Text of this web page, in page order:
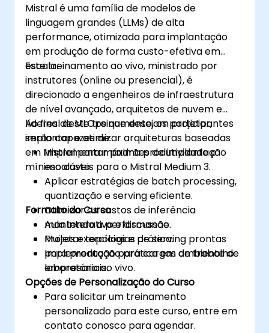
Mistral é uma família de modelos de
linguagem grandes (LLMs) de alta
performance, otimizada para implantação
em produção de forma custo-efetiva em
escala.
Este treinamento ao vivo, ministrado por
instrutores (online ou presencial), é
direcionado a engenheiros de infraestrutura
de nível avançado, arquitetos de nuvem e
líderes de MLOps que desejam projetar,
implantar e otimizar arquiteturas baseadas
em Mistral para máxima produtividade e
mínimo custo.
Ao final deste treinamento, os participantes
serão capazes de:
Implementar padrões de implantação
escaláveis para o Mistral Medium 3.
Aplicar estratégias de batch processing,
quantização e serving eficiente.
Otimizar os custos de inferência
mantendo a performance.
Projetar topologias de serving prontas
para produção para cargas de trabalho
empresariais.
Formato do Curso
Aula interativa e discussão.
Muitos exercícios e prática.
Implementação prática em ambiente de
laboratório ao vivo.
Opções de Personalização do Curso
Para solicitar um treinamento
personalizado para este curso, entre em
contato conosco para agendar.